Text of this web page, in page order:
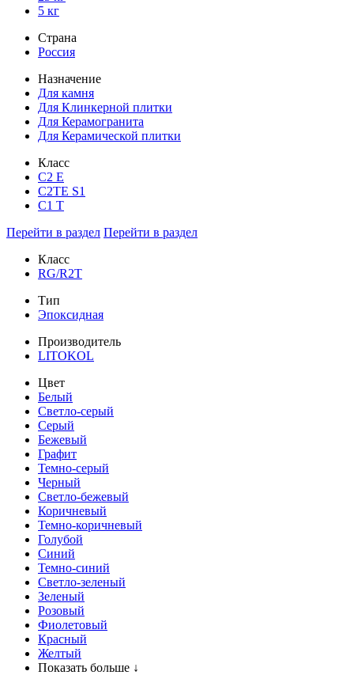
5 кг
Страна
Россия
Назначение
Для камня
Для Клинкерной плитки
Для Керамогранита
Для Керамической плитки
Класс
С2 Е
C2TE S1
C1 T
Перейти в раздел Перейти в раздел
Класс
RG/R2T
Тип
Эпоксидная
Производитель
LITOKOL
Цвет
Белый
Светло-серый
Серый
Бежевый
Графит
Темно-серый
Черный
Светло-бежевый
Коричневый
Темно-коричневый
Голубой
Синий
Темно-синий
Светло-зеленый
Зеленый
Розовый
Фиолетовый
Красный
Желтый
Показать больше ↓